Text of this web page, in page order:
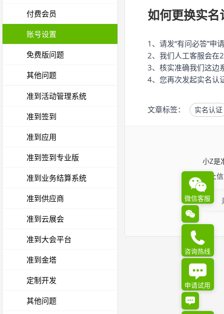
微信客服
咨询热线
申请试用
付费会员
账号设置
免费版问题
其他问题
准到活动管理系统
准到签到
准到应用
准到签到专业版
准到业务结算系统
准到供应商
准到云展会
准到大会平台
准到金塔
定制开发
其他问题
如何更换实名
1、请发“有问必答”申
2、我们人工客服会在
3、核实准确我们这边
4、您再次发起实名认
文章标签： 实名认证
小Z是
以上